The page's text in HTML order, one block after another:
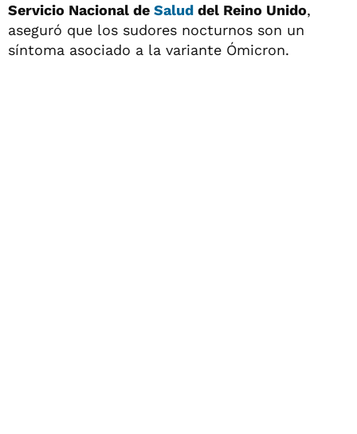
Servicio Nacional de Salud del Reino Unido,
aseguró que los sudores nocturnos son un
síntoma asociado a la variante Ómicron.